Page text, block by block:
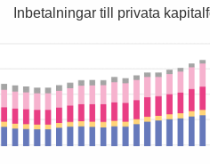
Inbetalningar till privata